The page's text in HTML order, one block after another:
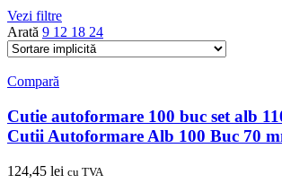
Vezi filtre
Arată 9 12 18 24
Compară
Cutie autoformare 100 buc set alb
Cutii Autoformare Alb 100 Buc 70
124,45 lei cu TVA